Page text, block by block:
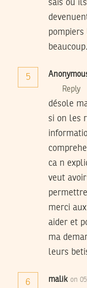
sais ou
pompiers
5
Reply
désole
si on les
ca n
veut
merci
aider et
ma
leurs
6 malik on